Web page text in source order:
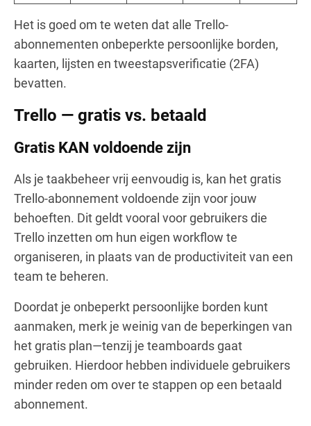
Het is goed om te weten dat alle Trello-
abonnementen onbeperkte persoonlijke borden,
kaarten, lijsten en tweestapsverificatie (2FA)
bevatten.
Trello — gratis vs. betaald
Gratis KAN voldoende zijn
Als je taakbeheer vrij eenvoudig is, kan het gratis
Trello-abonnement voldoende zijn voor jouw
behoeften. Dit geldt vooral voor gebruikers die
Trello inzetten om hun eigen workflow te
organiseren, in plaats van de productiviteit van een
team te beheren.
Doordat je onbeperkt persoonlijke borden kunt
aanmaken, merk je weinig van de beperkingen van
het gratis plan—tenzij je teamboards gaat
gebruiken. Hierdoor hebben individuele gebruikers
minder reden om over te stappen op een betaald
abonnement.